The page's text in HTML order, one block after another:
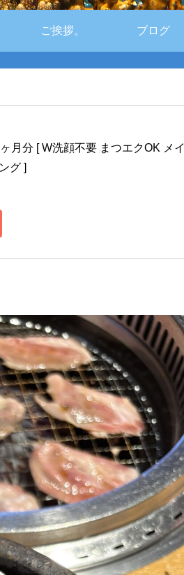
ご挨拶。 ブログ
月分 [ W洗顔不要 まつエクOK メイ
グ ]